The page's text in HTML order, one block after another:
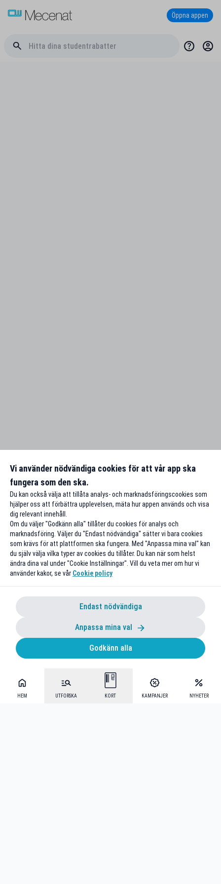
HEM UTFORSKA KORT KAMPANJER NYHETER
Öppna appen
Vi använder nödvändiga cookies för att vår app ska
fungera som den ska.
Du kan också välja att tillåta analys- och marknadsföringscookies som
hjälper oss att förbättra upplevelsen, mäta hur appen används och visa
dig relevant innehåll.
Om du väljer "Godkänn alla" tillåter du cookies för analys och
marknadsföring. Väljer du "Endast nödvändiga" sätter vi bara cookies
som krävs för att plattformen ska fungera. Med "Anpassa mina val" kan
du själv välja vilka typer av cookies du tillåter. Du kan när som helst
ändra dina val under "Cookie Inställningar". Vill du veta mer om hur vi
använder kakor, se vår Cookie policy
Endast nödvändiga
Anpassa mina val
Godkänn alla